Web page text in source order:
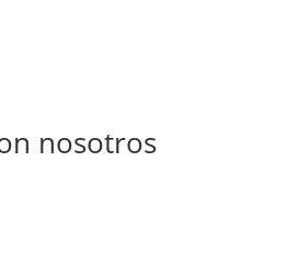
nosotros